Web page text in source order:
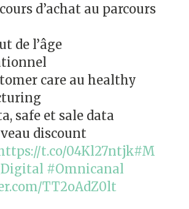
d’achat au parcours
de l’âge
care au healthy
safe et sale data
discount
t.co/04Kl27ntjk#M
#Omnicanal
TT2oAdZ0lt